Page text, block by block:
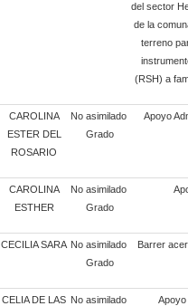
del sector
de la
terreno
(RSH) a
CAROLINA
ESTER DEL
ROSARIO
No asimilado
Grado
Apoyo
CAROLINA
ESTHER
No asimilado
Grado
CECILIA SARA No asimilado
Grado
Barrer
CELIA DE LAS No asimilado
Apoyo